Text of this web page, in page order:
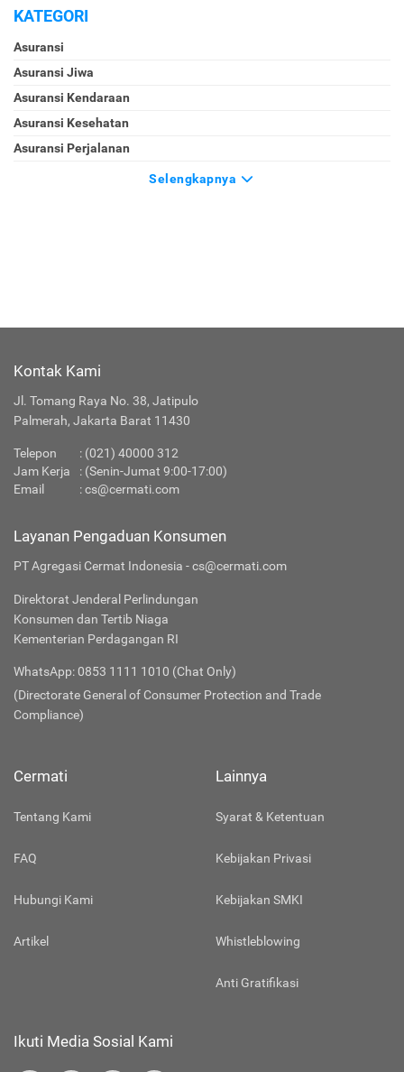
KATEGORI
Asuransi
Asuransi Jiwa
Asuransi Kendaraan
Asuransi Kesehatan
Asuransi Perjalanan
Selengkapnya
Kontak Kami
Jl. Tomang Raya No. 38, Jatipulo
Palmerah, Jakarta Barat 11430
Telepon : (021) 40000 312
Jam Kerja
: (Senin-Jumat 9:00-17:00)
Email
:cs@cermati.com
Layanan Pengaduan Konsumen
PT Agregasi Cermat Indonesia - cs@cermati.com
Direktorat Jenderal Perlindungan
Konsumen dan Tertib Niaga
Kementerian Perdagangan RI
WhatsApp: 0853 1111 1010 (Chat Only)
(Directorate General of Consumer Protection and Trade
Compliance)
Cermati
Tentang Kami
FAQ
Hubungi Kami
Artikel
Lainnya
Syarat & Ketentuan
Kebijakan Privasi
Kebijakan SMKI
Whistleblowing
Anti Gratifikasi
Ikuti Media Sosial Kami